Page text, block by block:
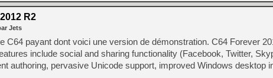
R2
Jets
C64 payant dont voici une version de démonstration. C64 Forever
include social and sharing functionality (Facebook, Twitter,
authoring, pervasive Unicode support, improved Windows desktop